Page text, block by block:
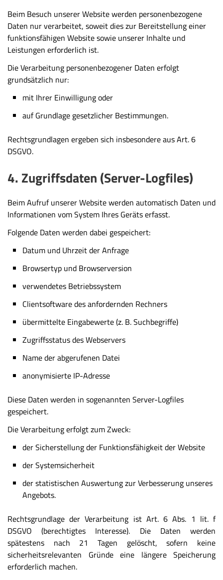
Beim Besuch unserer Website werden personenbezogene
Daten nur verarbeitet, soweit dies zur Bereitstellung einer
funktionsfähigen Website sowie unserer Inhalte und
Leistungen erforderlich ist.
Die Verarbeitung personenbezogener Daten erfolgt
grundsätzlich nur:
mit Ihrer Einwilligung oder
auf Grundlage gesetzlicher Bestimmungen.
Rechtsgrundlagen ergeben sich insbesondere aus Art. 6
DSGVO.
4. Zugriffsdaten (Server-Logfiles)
Beim Aufruf unserer Website werden automatisch Daten und
Informationen vom System Ihres Geräts erfasst.
Folgende Daten werden dabei gespeichert:
Datum und Uhrzeit der Anfrage
Browsertyp und Browserversion
verwendetes Betriebssystem
Clientsoftware des anfordernden Rechners
übermittelte Eingabewerte (z. B. Suchbegriffe)
Zugriffsstatus des Webservers
Name der abgerufenen Datei
anonymisierte IP-Adresse
Diese Daten werden in sogenannten Server-Logfiles
gespeichert.
Die Verarbeitung erfolgt zum Zweck:
der Sicherstellung der Funktionsfähigkeit der Website
der Systemsicherheit
der statistischen Auswertung zur Verbesserung unseres
Angebots.
Rechtsgrundlage der Verarbeitung ist Art. 6 Abs. 1 lit. f
DSGVO (berechtigtes Interesse). Die Daten werden
spätestens nach 21 Tagen gelöscht, sofern keine
sicherheitsrelevanten Gründe eine längere Speicherung
erforderlich machen.